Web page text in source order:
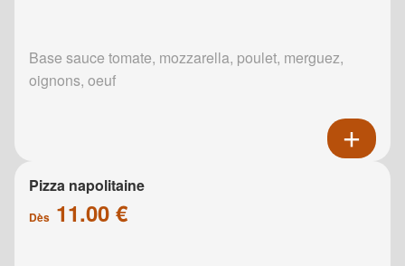
Base sauce tomate, mozzarella, poulet, merguez,
oignons, oeuf
Pizza napolitaine
Dès 11.00 €